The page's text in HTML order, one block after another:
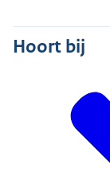
Hoort bij